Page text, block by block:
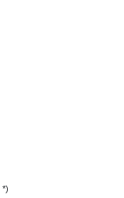
*)